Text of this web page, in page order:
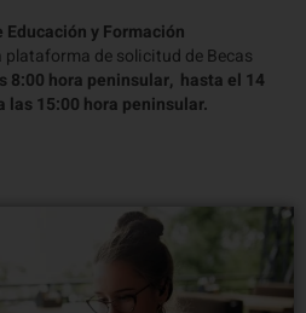
y Formación
de solicitud de Becas
8:00 hora peninsular, hasta el 14
las 15:00 hora peninsular.